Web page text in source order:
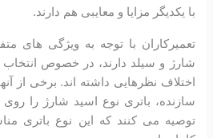
با یکدیگر مزایا و معایبی هم دارند.
تعمیرکاران با توجه به ویژگی های
شارژ و سیلد دارند، در خصوص انتخاب
اختلاف نظرهایی داشته اند. برخی از
سازنده، باتری نوع اسید شارژ را
توصیه می کنند که این نوع باتری